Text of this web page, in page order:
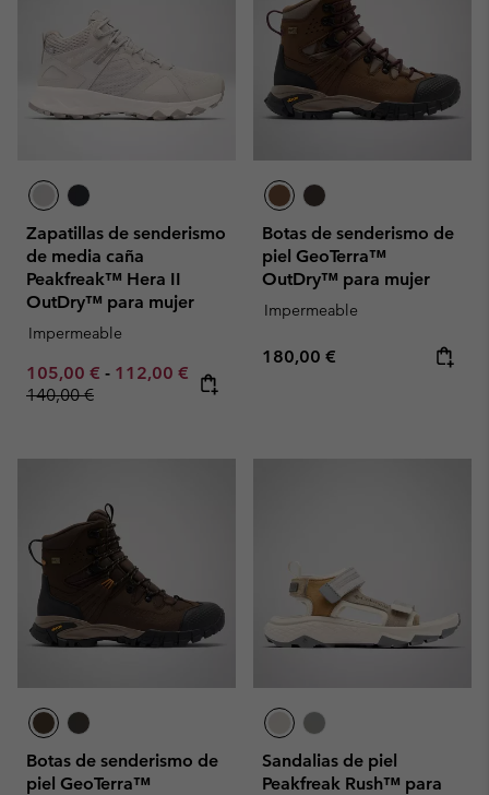
Zapatillas de senderismo
de media caña
Peakfreak™ Hera II
OutDry™ para mujer
Impermeable
Minimum sale price:
105,00 € - Maximum sale price:
112,00 €
Regular price:
140,00 €
Botas de senderismo de
piel GeoTerra™
OutDry™ para mujer
Impermeable
Regular price:
180,00 €
Botas de senderismo de
piel GeoTerra™
Sandalias de piel
Peakfreak Rush™ para